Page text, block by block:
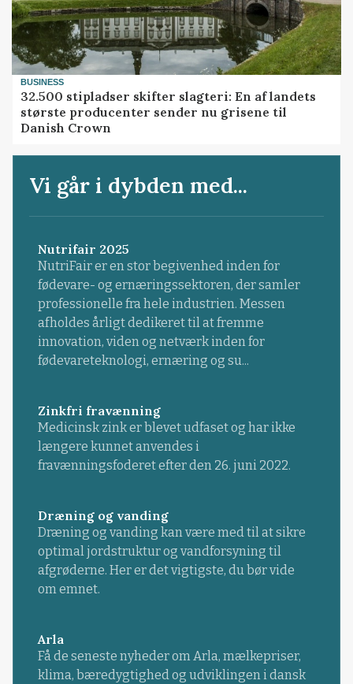
BUSINESS
32.500 stipladser skifter slagteri: En af landets
største producenter sender nu grisene til
Danish Crown
Vi går i dybden med...
Nutrifair 2025
NutriFair er en stor begivenhed inden for
fødevare- og ernæringssektoren, der samler
professionelle fra hele industrien. Messen
afholdes årligt dedikeret til at fremme
innovation, viden og netværk inden for
fødevareteknologi, ernæring og su...
Zinkfri fravænning
Medicinsk zink er blevet udfaset og har ikke
længere kunnet anvendes i
fravænningsfoderet efter den 26. juni 2022.
Dræning og vanding
Dræning og vanding kan være med til at sikre
optimal jordstruktur og vandforsyning til
afgrøderne. Her er det vigtigste, du bør vide
om emnet.
Arla
Få de seneste nyheder om Arla, mælkepriser,
klima, bæredygtighed og udviklingen i dansk